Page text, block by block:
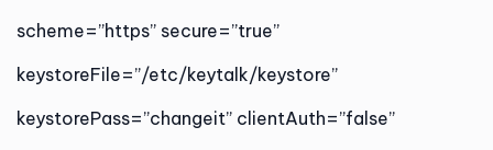
scheme=”https” secure=”true”
keystoreFile=”/etc/keytalk/keystore”
keystorePass=”changeit” clientAuth=”false”